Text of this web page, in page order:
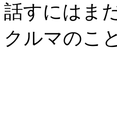
話すにはま
クルマのこ